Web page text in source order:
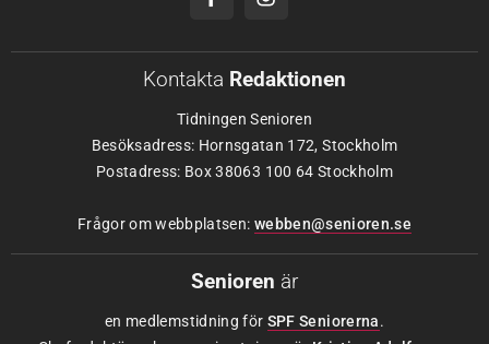
Kontakta Redaktionen
Tidningen Senioren
Besöksadress: Hornsgatan 172, Stockholm
Postadress: Box 38063 100 64 Stockholm
Frågor om webbplatsen: webben@senioren.se
Senioren är
en medlemstidning för SPF Seniorerna.